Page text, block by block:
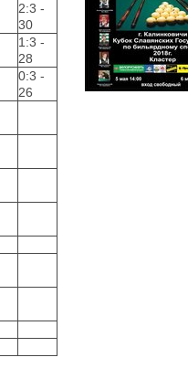
2:3 -
30
1:3 -
28
0:3 -
26